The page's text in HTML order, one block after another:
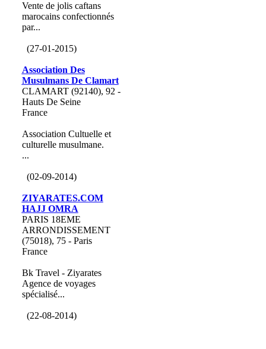
Vente de jolis caftans
marocains confectionnés
par...
(27-01-2015)
Association Des
Musulmans De Clamart
CLAMART (92140), 92 -
Hauts De Seine
France
Association Cultuelle et
culturelle musulmane.
...
(02-09-2014)
ZIYARATES.COM
HAJJ OMRA
PARIS 18EME
ARRONDISSEMENT
(75018), 75 - Paris
France
Bk Travel - Ziyarates
Agence de voyages
spécialisé...
(22-08-2014)